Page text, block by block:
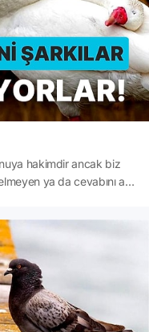
hakimdir ancak biz
ya da cevabını ara
çırpışlarını
olabilirler mi? Peki